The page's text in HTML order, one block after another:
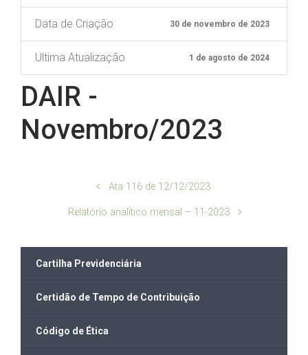
Data de Criação 30 de novembro de 2023
Ultima Atualização 1 de agosto de 2024
DAIR -
Novembro/2023
Ata 116 de 12/12/2023
Relatório analítico mensal – 11-2023
Cartilha Previdenciária
Certidão de Tempo de Contribuição
Código de Ética